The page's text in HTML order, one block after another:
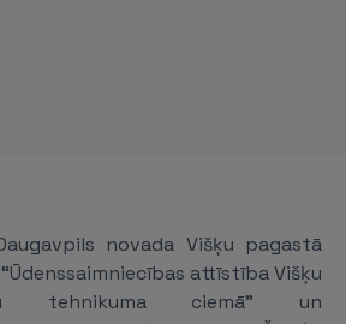
novada Višķu pagastā
attīstība Višķu
tehnikuma ciemā” un